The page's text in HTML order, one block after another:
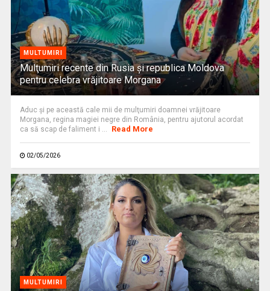
MULTUMIRI
Mulţumiri recente din Rusia și republica Moldova
pentru celebra vrăjitoare Morgana
Aduc și pe această cale mii de mulţumiri doamnei vrăjitoare
Morgana, regina magiei negre din România, pentru ajutorul acordat
ca să scap de faliment i ...
Read More
02/05/2026
MULTUMIRI